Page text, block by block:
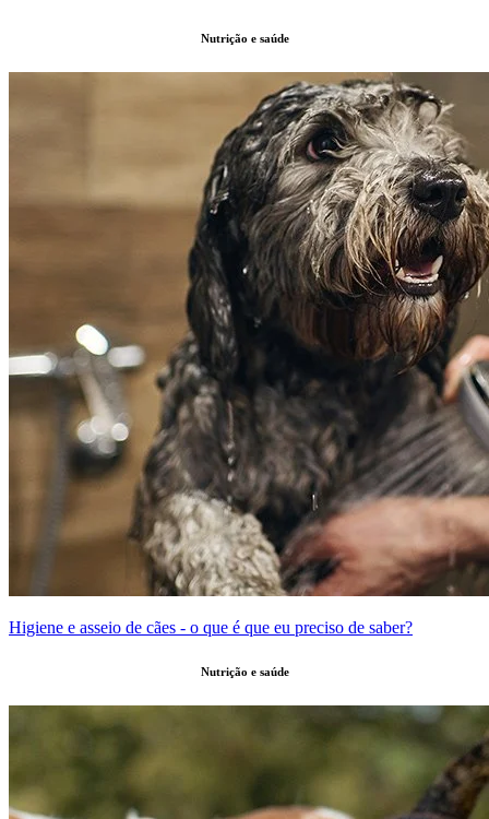
Nutrição e saúde
Higiene e asseio de cães - o que é que eu preciso de saber?
Nutrição e saúde